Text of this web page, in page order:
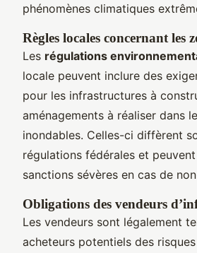
phénomènes climatiques
Règles locales concernant les
Les régulations
locale peuvent inclure des
pour les infrastructures à
aménagements à réaliser dans
inondables. Celles-ci diffèrent
régulations fédérales et
sanctions sévères en cas de
Obligations des vendeurs
Les vendeurs sont légalement
acheteurs potentiels des